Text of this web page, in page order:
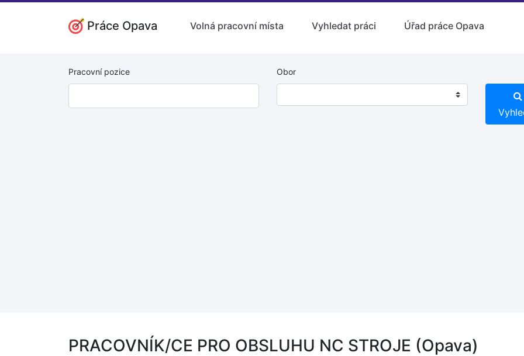
Práce Opava Volná pracovní místa Vyhledat práci Úřad práce Opava
Pracovní pozice Obor
PRACOVNÍK/CE PRO OBSLUHU NC STROJE (Opava)